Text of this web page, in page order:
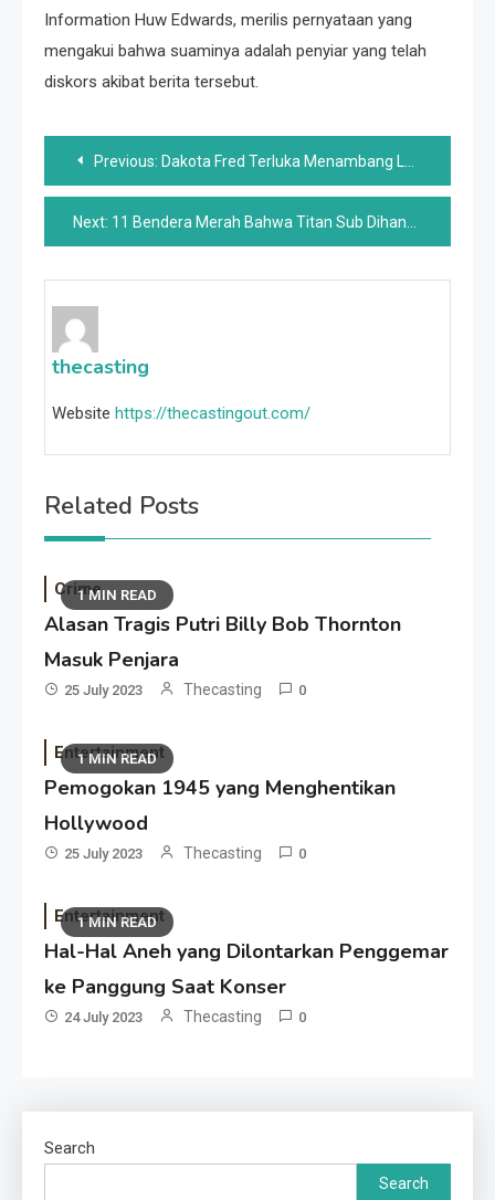
Information Huw Edwards, merilis pernyataan yang
mengakui bahwa suaminya adalah penyiar yang telah
diskors akibat berita tersebut.
Post
navigation
Previous: Dakota Fred Terluka Menambang Lebih Banyak Emas Di Alaska Dari Yang Mungkin Anda Sadari
Next: 11 Bendera Merah Bahwa Titan Sub Dihancurkan Sejak Awal
thecasting
Website https://thecastingout.com/
Related Posts
1 MIN READ
Crime
Alasan Tragis Putri Billy Bob Thornton
Masuk Penjara
25 July 2023 Thecasting 0
1 MIN READ
Entertainment
Pemogokan 1945 yang Menghentikan
Hollywood
25 July 2023 Thecasting 0
1 MIN READ
Entertainment
Hal-Hal Aneh yang Dilontarkan Penggemar
ke Panggung Saat Konser
24 July 2023 Thecasting 0
Search
Search